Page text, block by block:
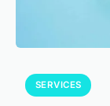
SERVICES